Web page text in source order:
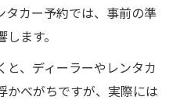
単に理解できるポイント
予約サポート活用法
たい必要な情報とは
までの予約ステップ
タカー予約では、事前の準
ます。
、ディーラーやレンタカ
かべがちですが、実際には